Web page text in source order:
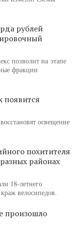
рублей
позволит на этапе
фракции
появится
освещение
похитителя
районах
18-летнего
велосипедов.
произошло